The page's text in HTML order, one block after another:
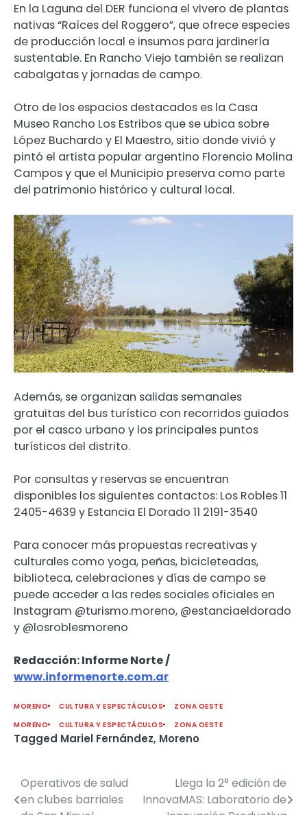
En la Laguna del DER funciona el vivero de plantas
nativas “Raíces del Roggero”, que ofrece especies
de producción local e insumos para jardinería
sustentable. En Rancho Viejo también se realizan
cabalgatas y jornadas de campo.
Otro de los espacios destacados es la Casa
Museo Rancho Los Estribos que se ubica sobre
López Buchardo y El Maestro, sitio donde vivió y
pintó el artista popular argentino Florencio Molina
Campos y que el Municipio preserva como parte
del patrimonio histórico y cultural local.
Además, se organizan salidas semanales
gratuitas del bus turístico con recorridos guiados
por el casco urbano y los principales puntos
turísticos del distrito.
Por consultas y reservas se encuentran
disponibles los siguientes contactos: Los Robles 11
2405-4639 y Estancia El Dorado 11 2191-3540
Para conocer más propuestas recreativas y
culturales como yoga, peñas, bicicleteadas,
biblioteca, celebraciones y días de campo se
puede acceder a las redes sociales oficiales en
Instagram @turismo.moreno, @estanciaeldorado
y @losroblesmoreno
Redacción: Informe Norte /
www.informenorte.com.ar
MORENO CULTURA Y ESPECTÁCULOS
ZONA OESTE
MORENO
CULTURA Y ESPECTÁCULOS ZONA OESTE
Tagged Mariel Fernández, Moreno
Navegación
de
Operativos de salud
en clubes barriales
Llega la 2° edición de
InnovaMAS: Laboratorio de